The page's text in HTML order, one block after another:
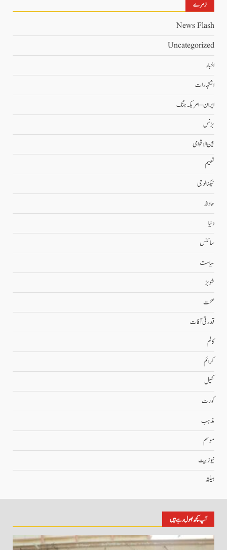
زمرے
News Flash
Uncategorized
اخبار
اشتہارات
ایران – امریکہ جنگ
بزنس
بین الاقوامی
تعلیم
ٹیکنالوجی
حادثہ
دنیا
سائنس
سیاست
شوبز
صحت
قدرتی آفات
کالم
کرائم
کھیل
کورٹ
مذہب
موسم
نیوز بیٹ
ہیلتھ
آپ کچھ بھول رہے ہیں